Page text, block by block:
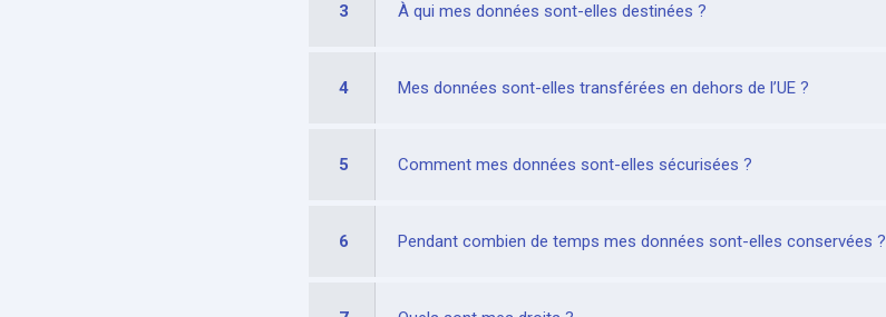
3 À qui mes données sont-elles destinées ?
4 Mes données sont-elles transférées en dehors de l’UE ?
5 Comment mes données sont-elles sécurisées ?
6 Pendant combien de temps mes données sont-elles conservées ?